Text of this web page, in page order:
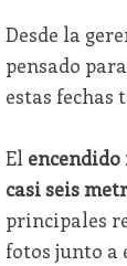
Desde la
pensado
estas fechas
El
casi seis
principales
fotos junto a